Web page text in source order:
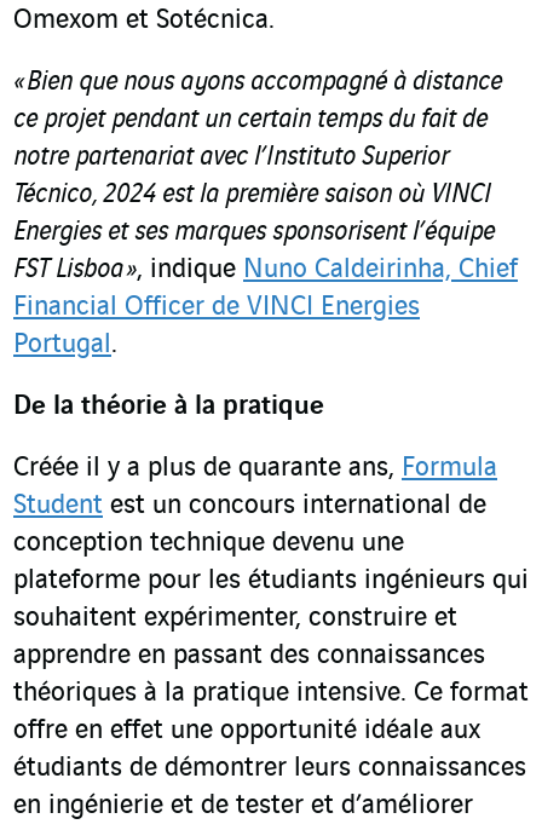
Omexom et Sotécnica.
« Bien que nous ayons accompagné à distance
ce projet pendant un certain temps du fait de
notre partenariat avec l’Instituto Superior
Técnico, 2024 est la première saison où VINCI
Energies et ses marques sponsorisent l’équipe
FST Lisboa », indique Nuno Caldeirinha, Chief
Financial Officer de VINCI Energies
Portugal.
De la théorie à la pratique
Créée il y a plus de quarante ans, Formula
Student est un concours international de
conception technique devenu une
plateforme pour les étudiants ingénieurs qui
souhaitent expérimenter, construire et
apprendre en passant des connaissances
théoriques à la pratique intensive. Ce format
offre en effet une opportunité idéale aux
étudiants de démontrer leurs connaissances
en ingénierie et de tester et d’améliorer